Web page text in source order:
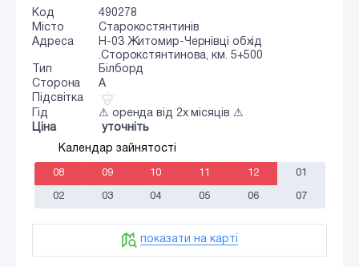
Код
490278
Місто
Старокостянтинів
Адреса
Н-03 Житомир-Чернівці обхід
.Сторокстянтинова, км. 5+500
Тип
Білборд
Сторона
A
Підсвітка
Гід
⚠ оренда від 2х місяців ⚠
Ціна
уточніть
Календар зайнятості
08 09 10 11 12 01
02 03 04 05 06 07
показати на карті